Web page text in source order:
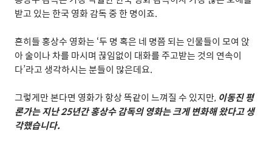
받고 있는 한국 영화 감독 중 한 명이죠.
흔히들 홍상수 영화는 ‘두 명 혹은 네 명쯤 되는 인물들이 모여 앉
아 술이나 차를 마시며 끊임없이 대화를 주고받는 것의 연속이
다’라고 생각하시는 분들이 많은데요.
그렇게만 본다면 영화가 항상 똑같이 느껴질 수 있지만, 이동진 평
론가는 지난25년간 홍상수 감독의 영화는 크게 변화해 왔다고 생
각했습니다.